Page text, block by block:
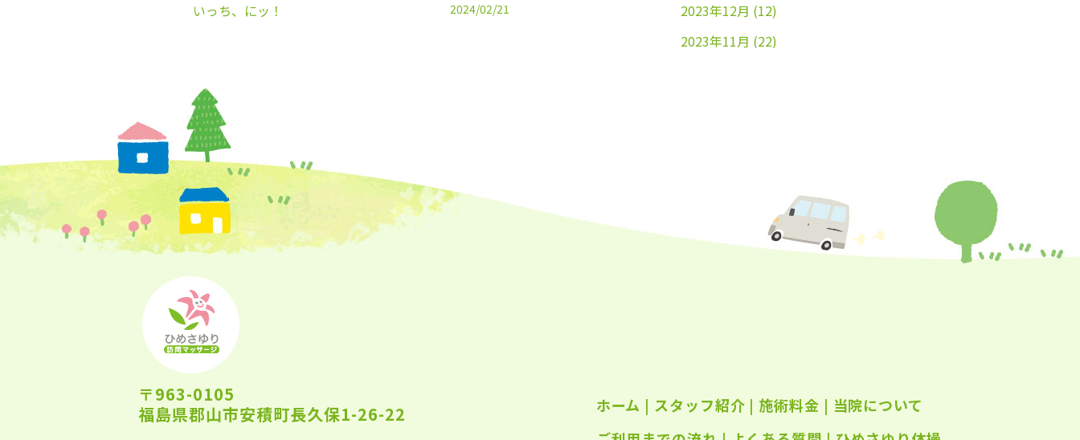
いっち、にッ！ 2024/02/21
2023年12月 (12)
2023年11月 (22)
(24)
(23)
2022年11月
(25)
〒963-0105
福島県郡山市安積町長久保1-26-22
ホーム | スタッフ紹介 | 施術料金 | 当院について